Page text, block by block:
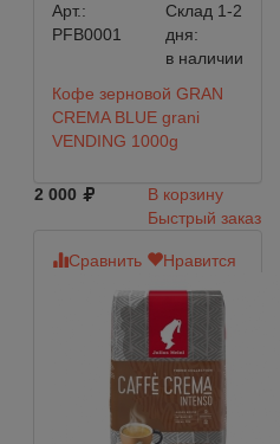
Арт.:
PFB0001
Склад 1-2
дня:
в наличии
Кофе зерновой GRAN
CREMA BLUE grani
VENDING 1000g
2 000
В корзину
Быстрый заказ
Сравнить Нравится